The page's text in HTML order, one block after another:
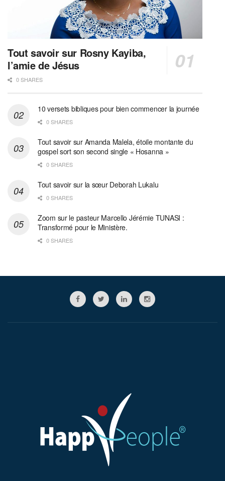
Tout savoir sur Rosny Kayiba,
l’amie de Jésus
0 SHARES
10 versets bibliques pour bien commencer la journée
0 SHARES
Tout savoir sur Amanda Malela, étoile montante du
gospel sort son second single « Hosanna »
0 SHARES
Tout savoir sur la sœur Deborah Lukalu
0 SHARES
Zoom sur le pasteur Marcello Jérémie TUNASI :
Transformé pour le Ministère.
0 SHARES